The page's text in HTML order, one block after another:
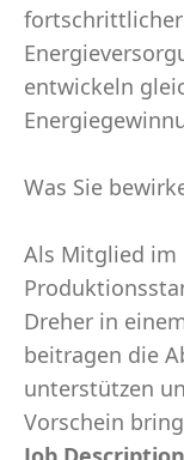
entwickeln
Was Sie
Als Mitglied im
Dreher in
beitragen die
unterstützen
Vorschein